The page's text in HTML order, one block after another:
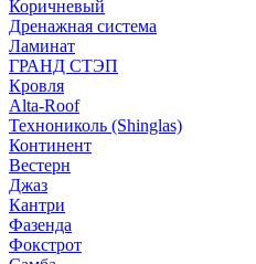
Коричневый
Дренажная система
Ламинат
ГРАНД СТЭП
Кровля
Alta-Roof
Технониколь (Shinglas)
Континент
Вестерн
Джаз
Кантри
Фазенда
Фокстрот